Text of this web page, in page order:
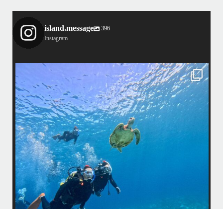
island.message
396
Instagram
island.message
はいさい！
アイランドメッセージです
•
最近投稿できてませんでしたが今シーズンも渡嘉敷島上陸ツアーとケラ
マ体験ダイビング&シュノーケル班に分かれて毎日海へ行っております
•
海が穏やかな日がずーっと続いていてボートダイビングには最高のコン
ディションです！
昔よく潜りに来て下さっていたリピーターさんの子供が10才になったの
で一緒にダイビングデビュー…なんて嬉しいシチュエーションもあり、
毎日色々なお客様と楽しくご一緒させて頂いてます
渡嘉敷島の方も夏には珍しい北風つづきのおかげでビーチが穏やか
...
8月 14